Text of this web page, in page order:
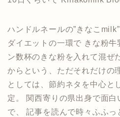
ハンドルネールの”きなこ
ダイエットの一環で きな粉
ン数杯のきな粉を入れて混ぜ
からという、ただそれだけの
としては、節約ネタを中心と
定。 関西寄りの県出身で面
で、 記事を読んで時々ふふっ